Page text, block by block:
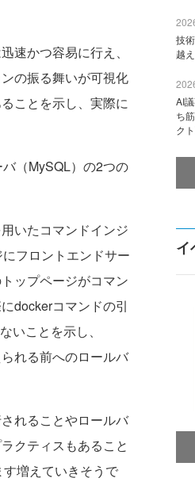
速かつ容易に行え、
の振る舞いが可視化
ことを示し、実際に
（MySQL）の2つの
いたコマンドインジ
フロントエンドサー
ップページがコマン
dockerコマンドの引
いことを示し、
れる前へのロールバ
れることやロールバ
クティスもあること
増えていきそうで
技
越
AI
ち
ク
イ